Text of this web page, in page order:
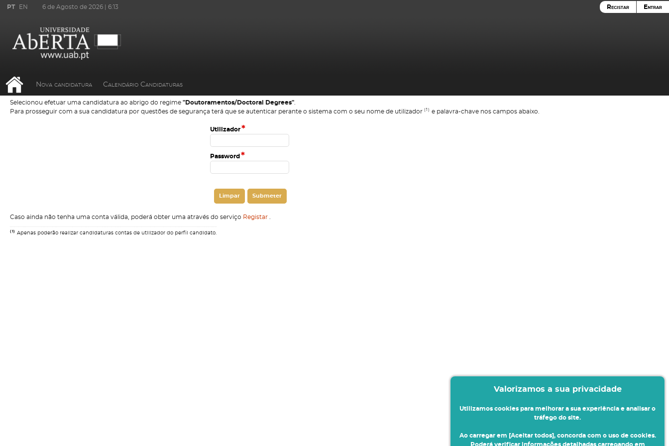
PT EN 6 de Agosto de 2026 | 6:13 Registar Entrar
Nova candidatura Calendário Candidaturas
Selecionou efetuar uma candidatura ao abrigo do regime "Doutoramentos/Doctoral Degrees"
Para prosseguir com a sua candidatura por questões de segurança terá que se autenticar perante o sistema com o seu nome de utilizador (1) e palavra-chave nos campos abaixo.
Utilizador*
Password *
Caso ainda não tenha uma conta válida, poderá obter uma através do serviço Registar
(1) Apenas poderão realizar candidaturas contas de utilizador do perfil candidato.
Valorizamos a sua privacidade
Utilizamos cookies para melhorar a sua experiência e analisar o
tráfego do site.
Ao carregar em [Aceitar todos], concorda com o uso de cookies.
Poderá verificar informações detalhadas carregando em